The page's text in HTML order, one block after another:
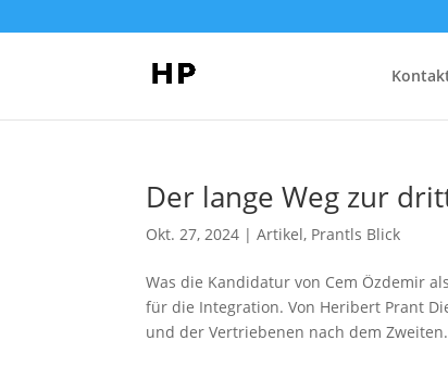
Der lange Weg zur
Okt. 27, 2024 |Artikel, Prantls Blick
Was die Kandidatur von Cem Özdemir
für die Integration. Von Heribert Prant
und der Vertriebenen nach dem